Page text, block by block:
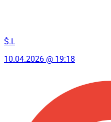
Š.I.
10.04.2026 @ 19:18